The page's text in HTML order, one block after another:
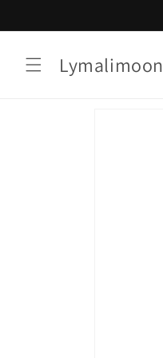
al contenido
Lymalimoon